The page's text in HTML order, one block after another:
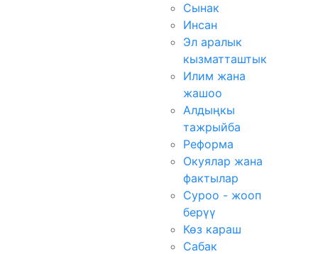
Сынак
Инсан
Эл аралык
кызматташтык
Илим жана
жашоо
Алдыңкы
тажрыйба
Реформа
Окуялар жана
фактылар
Суроо - жооп
берүү
Көз караш
Сабак